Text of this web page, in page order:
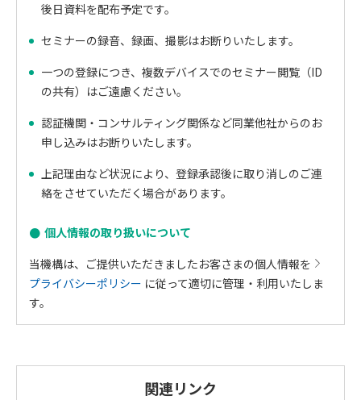
後日資料を配布予定です。
セミナーの録音、録画、撮影はお断りいたします。
一つの登録につき、複数デバイスでのセミナー閲覧（ID
の共有）はご遠慮ください。
認証機関・コンサルティング関係など同業他社からのお
申し込みはお断りいたします。
上記理由など状況により、登録承認後に取り消しのご連
絡をさせていただく場合があります。
個人情報の取り扱いについて
当機構は、ご提供いただきましたお客さまの個人情報を
プライバシーポリシー に従って適切に管理・利用いたしま
す。
関連リンク